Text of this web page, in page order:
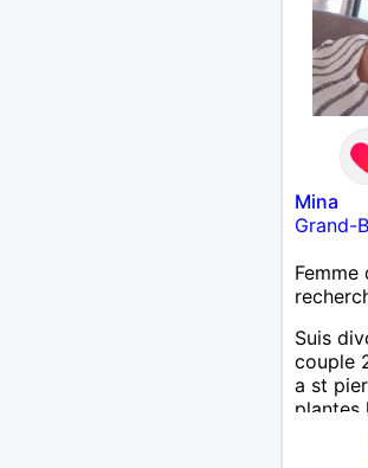
Mina
Grand-
Suis
couple
a st
plantes